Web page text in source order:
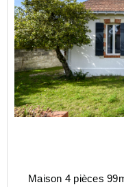
Maison 4 pièces